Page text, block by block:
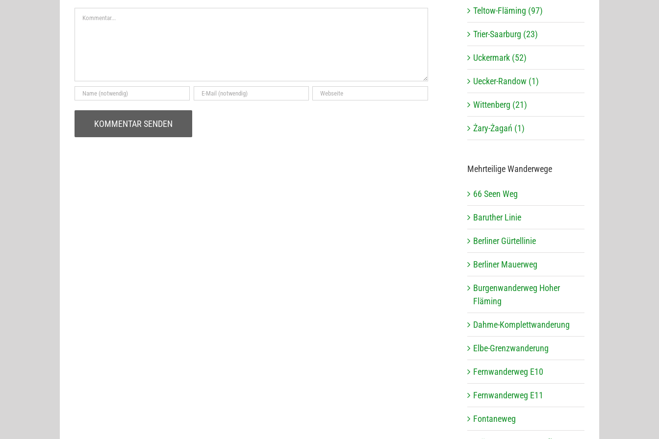
Kommentar Teltow-Fläming (97)
Trier-Saarburg (23)
Uckermark (52)
Uecker-Randow (1)
Wittenberg (21)
Żary-Żagań (1)
Mehr­tei­lige Wanderwege
66 Seen Weg
Baru­ther Linie
Ber­li­ner Gürtellinie
Ber­li­ner Mauerweg
Bur­gen­wan­der­weg Hoher
Fläming
Dahme-Kom­plett­wan­de­rung
Elbe-Grenz­wan­de­rung
Fern­wan­der­weg E10
Fern­wan­der­weg E11
Fon­ta­ne­weg